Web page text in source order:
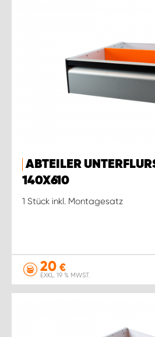
ABTEILER
140X610
1 Stück inkl. Montagesatz
20 €
EXKL. 19 % MWST.